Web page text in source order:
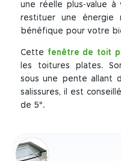
une réelle plus-value
restituer une énergie
bénéfique pour votre
Cette fenêtre de toit
les toitures plates.
sous une pente allant
salissures, il est
de 5°.